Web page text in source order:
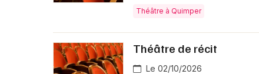
Théâtre à Quimper
Théâtre de récit
Le 02/10/2026